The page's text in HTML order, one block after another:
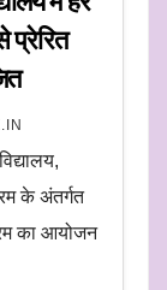
प्रेरित
के अंतर्गत
का आयोजन